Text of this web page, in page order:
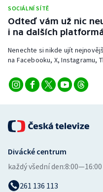
Stolní tenis
Triatlon
Veslování
Vodní slalom
Ostatní
SOCIÁLNÍ SÍTĚ
Odteď vám už nic
i na dalších
Nenechte si nikde ujít
na Facebooku, X, Instagramu,
Divácké centrum
každý všední den:
261 136 113